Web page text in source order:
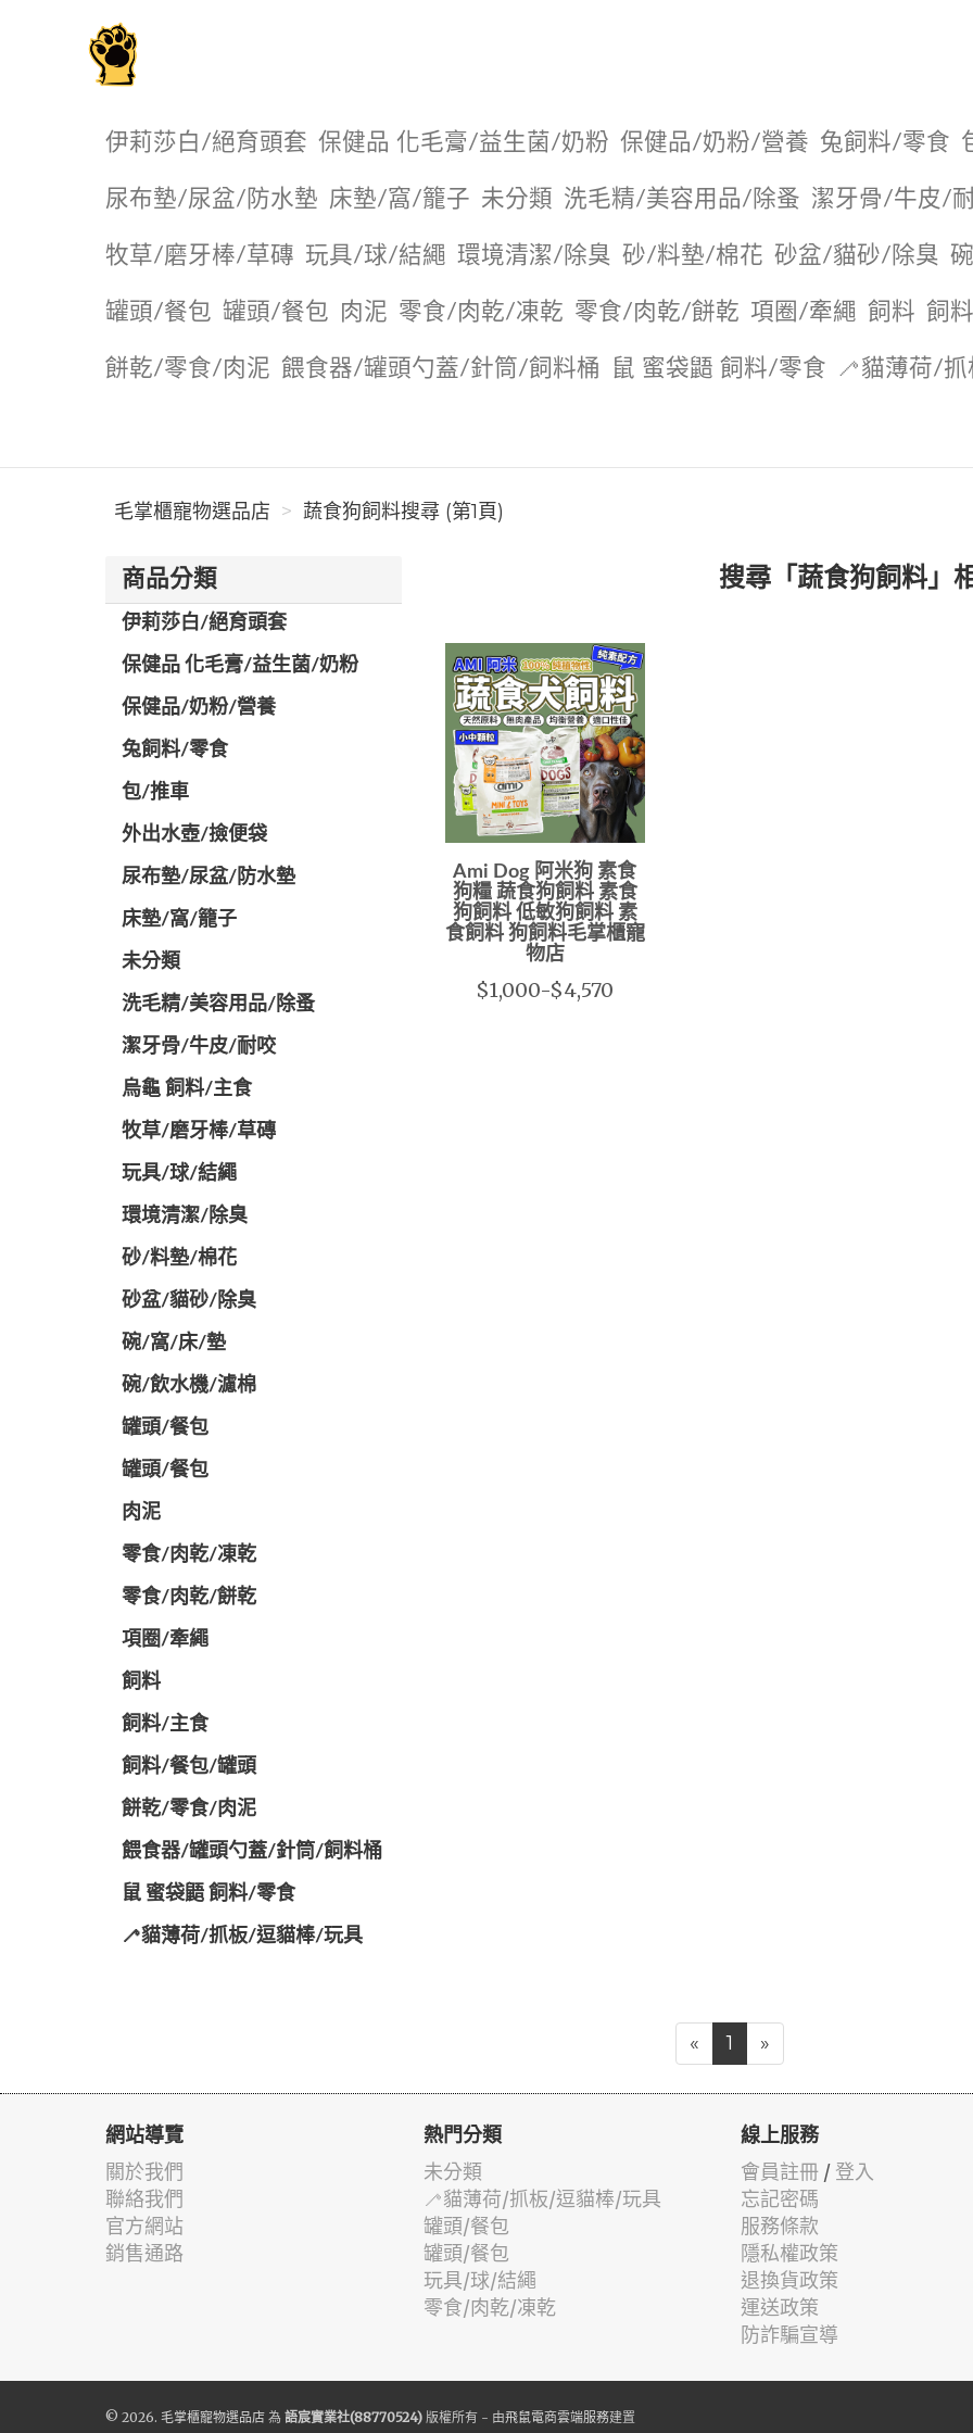
伊莉莎白/絕育頭套 保健品 化毛膏/益生菌/奶粉 保健品/奶粉/營養 兔飼料/零食
尿布墊/尿盆/防水墊 ️床墊/窩/籠子 未分類 洗毛精/美容用品/除蚤 潔牙骨/牛皮/
牧草/磨牙棒/草磚 玩具/球/結繩 環境清潔/除臭 砂/料墊/棉花 砂盆/貓砂/除臭
罐頭/餐包 罐頭/餐包 肉泥 零食/肉乾/凍乾 零食/肉乾/餅乾 項圈/牽繩 飼料 飼
餅乾/零食/肉泥 餵食器/罐頭勺蓋/針筒/飼料桶 鼠 蜜袋鼯 飼料/零食 🦯貓薄荷/
毛掌櫃寵物選品店 蔬食狗飼料搜尋 (第1頁)
商品分類
伊莉莎白/絕育頭套
保健品 化毛膏/益生菌/奶粉
保健品/奶粉/營養
兔飼料/零食
包/推車
外出水壺/撿便袋
尿布墊/尿盆/防水墊
️床墊/窩/籠子
未分類
洗毛精/美容用品/除蚤
潔牙骨/牛皮/耐咬
烏龜 飼料/主食
牧草/磨牙棒/草磚
玩具/球/結繩
環境清潔/除臭
砂/料墊/棉花
砂盆/貓砂/除臭
碗/窩/床/墊
碗/飲水機/濾棉
罐頭/餐包
罐頭/餐包
肉泥
零食/肉乾/凍乾
零食/肉乾/餅乾
項圈/牽繩
飼料
飼料/主食
飼料/餐包/罐頭
餅乾/零食/肉泥
餵食器/罐頭勺蓋/針筒/飼料桶
鼠 蜜袋鼯 飼料/零食
🦯貓薄荷/抓板/逗貓棒/玩具
搜尋「蔬食狗飼料」
Ami Dog 阿米狗 素食
狗糧 蔬食狗飼料 素食
狗飼料 低敏狗飼料 素
食飼料 狗飼料毛掌櫃寵
物店
$1,000-$4,570
« 1 »
網站導覽
關於我們
聯絡我們
官方網站
銷售通路
熱門分類
未分類
🦯貓薄荷/抓板/逗貓棒/玩具
罐頭/餐包
罐頭/餐包
玩具/球/結繩
零食/肉乾/凍乾
線上服務
會員註冊 / 登入
忘記密碼
服務條款
隱私權政策
退換貨政策
運送政策
防詐騙宣導
© 2026. 毛掌櫃寵物選品店 為 語宸實業社(88770524) 版權所有 - 由飛鼠電商雲端服務建置